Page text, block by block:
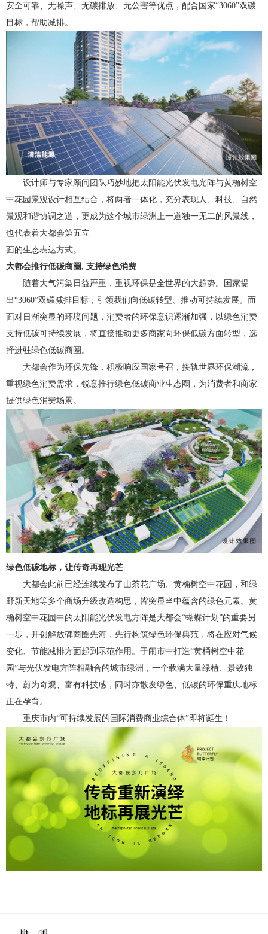
安全可靠、无噪声、 无碳排放、无公害等优点，配合国家“3060”双碳
目标，帮助减排。
设计师与专家顾问团队巧妙地把太阳能光伏发电光阵与黄桷树空
中花园景观设计相互结合，将两者一体化，充分表现人、科技、自然
景观和谐协调之道，更成为这个城市绿洲上一道独一无二的风景线，
也代表着大都会第五立
面的生态表达方式。
大都会推行低碳商圈, 支持绿色消费
随着大气污染日益严重，重视环保是全世界的大趋势。国家提
出“3060”双碳减排目标，引领我们向低碳转型、推动可持续发展。而
面对日渐突显的环境问题，消费者的环保意识逐渐加强，以绿色消费
支持低碳可持续发展，将直接推动更多商家向环保低碳方面转型，选
择进驻绿色低碳商圈。
大都会作为环保先锋，积极响应国家号召，接轨世界环保潮流，
重视绿色消费需求，锐意推行绿色低碳商业生态圈，为消费者和商家
提供绿色消费场景。
绿色低碳地标，让传奇再现光芒
大都会此前已经连续发布了山茶花广场、黄桷树空中花园，和绿
野新天地等多个商场升级改造构思，皆突显当中蕴含的绿色元素。黄
桷树空中花园中的太阳能光伏发电方阵是大都会“蝴蝶计划”的重要另
一步，开创解放碑商圈先河，先行构筑绿色环保典范，将在应对气候
变化、节能减排方面起到示范作用。于闹市中打造“黄桶树空中花
园”与光伏发电方阵相融合的城市绿洲，一个载满大量绿植、景致独
特、蔚为奇观、富有科技感，同时亦散发绿色、低碳的环保重庆地标
正在孕育。
重庆市内“可持续发展的国际消费商业综合体”即将诞生！